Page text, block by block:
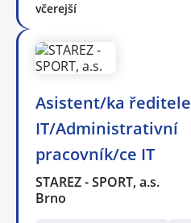
včerejší
Asistent/ka ředitele
IT/Administrativní
pracovník/ce IT
STAREZ - SPORT, a.s.
Brno